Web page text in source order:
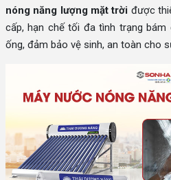
nóng năng lượng mặt trời được
cấp, hạn chế tối đa tình trạng bám
ống, đảm bảo vệ sinh, an toàn cho